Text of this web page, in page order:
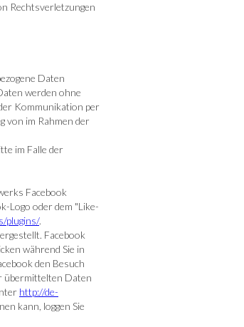
Rechtsverletzungen
Daten
werden ohne
Kommunikation per
von im Rahmen der
im Falle der
Facebook
Logo oder dem "Like-
plugins/.
Facebook
während Sie in
den Besuch
übermittelten Daten
http://de-
kann, loggen Sie